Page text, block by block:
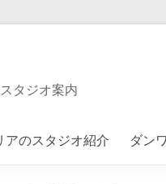
タジオ案内
アのスタジオ紹介 ダン